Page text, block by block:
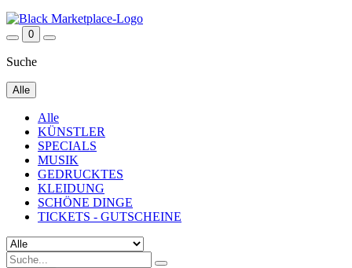
0
Suche
Alle
Alle
KÜNSTLER
SPECIALS
MUSIK
GEDRUCKTES
KLEIDUNG
SCHÖNE DINGE
TICKETS - GUTSCHEINE